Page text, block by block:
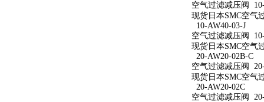
空气过滤减压阀
现货日本SMC空气
10-AW40-03-J
空气过滤减压阀
现货日本SMC空气
20-AW20-02B-C
空气过滤减压阀
现货日本SMC空气
20-AW20-02C
空气过滤减压阀